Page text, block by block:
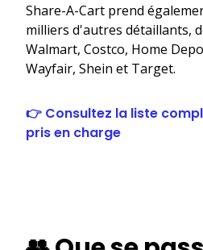
Share-A-Cart prend
milliers d'autres détaillants,
Walmart, Costco, Home
Wayfair, Shein et Target.
👉 Consultez la liste
pris en charge